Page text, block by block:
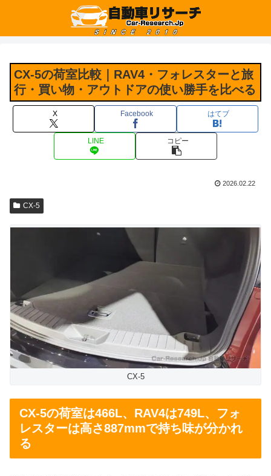
CX-5の荷室比較｜RAV4・フォレスターと旅
行・買い物・アウトドアの使い勝手を比べる
X Facebook はてブ
LINE コピー
2026.02.22
CX-5
CX-5
CX-5の荷室は466L、RAV4は749L、フォ
レスターは高さ887mmで持ち味が分かれ
る